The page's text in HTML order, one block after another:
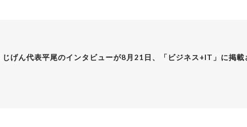
じげん代表平尾のインタビューが8月21日、「ビジネス+IT」に掲載